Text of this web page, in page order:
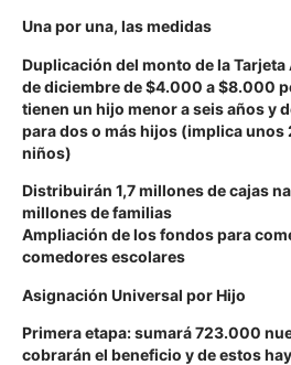
Una por una, las medidas
Duplicación del monto de la
de diciembre de $4.000 a $8.000
tienen un hijo menor a seis años y
para dos o más hijos (implica unos
niños)
Distribuirán 1,7 millones de cajas
millones de familias
Ampliación de los fondos para
comedores escolares
Asignación Universal por Hijo
Primera etapa:sumará 723.000
cobrarán el beneficio y de estos